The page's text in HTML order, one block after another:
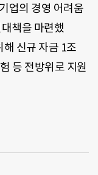
업의 경영 어려움
책을 마련했
신규 자금 1조
등 전방위로 지원